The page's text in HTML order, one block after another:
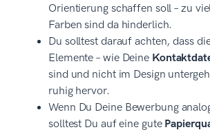
Orientierung schaffen soll – zu
Farben sind da hinderlich.
Du solltest darauf achten, dass
Elemente – wie Deine
sind und nicht im Design
ruhig hervor.
Wenn Du Deine Bewerbung
solltest Du auf eine gute